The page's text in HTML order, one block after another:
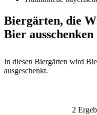
Biergärten, die
Bier ausschenken
In diesen Biergärten wird
ausgeschenkt.
2